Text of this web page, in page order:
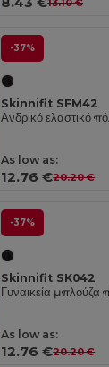
-37%
Skinnifit SFM42
Ανδρικό ελαστικό
As low as:
12.76 €20.20 €
-37%
Skinnifit SK042
Γυναικεία μπλούζα
As low as:
12.76 €20.20 €